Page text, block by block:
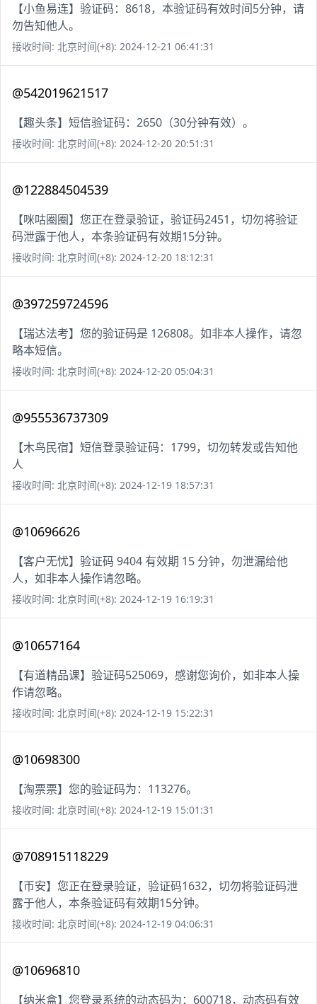
【小鱼易连】验证码：8618，本验证码有效时间5分钟，请
勿告知他人。
接收时间: 北京时间(+8): 2024-12-21 06:41:31
@542019621517
【趣头条】短信验证码：2650（30分钟有效）。
接收时间: 北京时间(+8): 2024-12-20 20:51:31
@122884504539
【咪咕圈圈】您正在登录验证，验证码2451，切勿将验证
码泄露于他人，本条验证码有效期15分钟。
接收时间: 北京时间(+8): 2024-12-20 18:12:31
@397259724596
【瑞达法考】您的验证码是 126808。如非本人操作，请忽
略本短信。
接收时间: 北京时间(+8): 2024-12-20 05:04:31
@955536737309
【木鸟民宿】短信登录验证码：1799，切勿转发或告知他
人
接收时间: 北京时间(+8): 2024-12-19 18:57:31
@10696626
【客户无忧】验证码 9404 有效期 15 分钟，勿泄漏给他
人，如非本人操作请忽略。
接收时间: 北京时间(+8): 2024-12-19 16:19:31
@10657164
【有道精品课】验证码525069，感谢您询价，如非本人操
作请忽略。
接收时间: 北京时间(+8): 2024-12-19 15:22:31
@10698300
【淘票票】您的验证码为：113276。
接收时间: 北京时间(+8): 2024-12-19 15:01:31
@708915118229
【币安】您正在登录验证，验证码1632，切勿将验证码泄
露于他人，本条验证码有效期15分钟。
接收时间: 北京时间(+8): 2024-12-19 04:06:31
@10696810
【纳米盒】您登录系统的动态码为：600718，动态码有效